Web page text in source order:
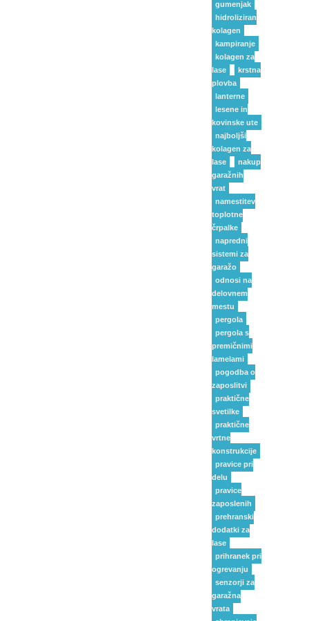
gumenjak
hidroliziran
kolagen
kampiranje
kolagen za
lase
krstna
plovba
lanterne
lesene in
kovinske ute
najboljši
kolagen za
lase
nakup
garažnih
vrat
namestitev
toplotne
črpalke
napredni
sistemi za
garažo
odnosi na
delovnem
mestu
pergola
pergola s
premičnimi
lamelami
pogodba o
zaposlitvi
praktične
svetilke
praktične
vrtne
konstrukcije
pravice pri
delu
pravice
zaposlenih
prehranski
dodatki za
lase
prihranek pri
ogrevanju
senzorji za
garažna
vrata